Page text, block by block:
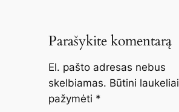
Parašykite komentarą
El. pašto adresas nebus
skelbiamas. Būtini laukeliai
pažymėti *